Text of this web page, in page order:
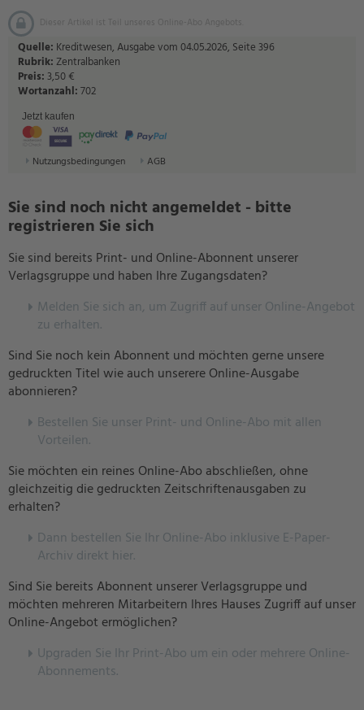
Dieser Artikel ist Teil unseres Online-Abo Angebots.
Quelle: Kreditwesen, Ausgabe vom 04.05.2026, Seite 396
Rubrik:Zentralbanken
Preis:3,50 €
Wortanzahl:702
Jetzt kaufen
Nutzungsbedingungen AGB
Sie sind noch nicht angemeldet - bitte
registrieren Sie sich
Sie sind bereits Print- und Online-Abonnent unserer
Verlagsgruppe und haben Ihre Zugangsdaten?
Melden Sie sich an, um Zugriff auf unser Online-Angebot
zu erhalten.
Sind Sie noch kein Abonnent und möchten gerne unsere
gedruckten Titel wie auch unserere Online-Ausgabe
abonnieren?
Bestellen Sie unser Print- und Online-Abo mit allen
Vorteilen.
Sie möchten ein reines Online-Abo abschließen, ohne
gleichzeitig die gedruckten Zeitschriftenausgaben zu
erhalten?
Dann bestellen Sie Ihr Online-Abo inklusive E-Paper-
Archiv direkt hier.
Sind Sie bereits Abonnent unserer Verlagsgruppe und
möchten mehreren Mitarbeitern Ihres Hauses Zugriff auf unser
Online-Angebot ermöglichen?
Upgraden Sie Ihr Print-Abo um ein oder mehrere Online-
Abonnements.